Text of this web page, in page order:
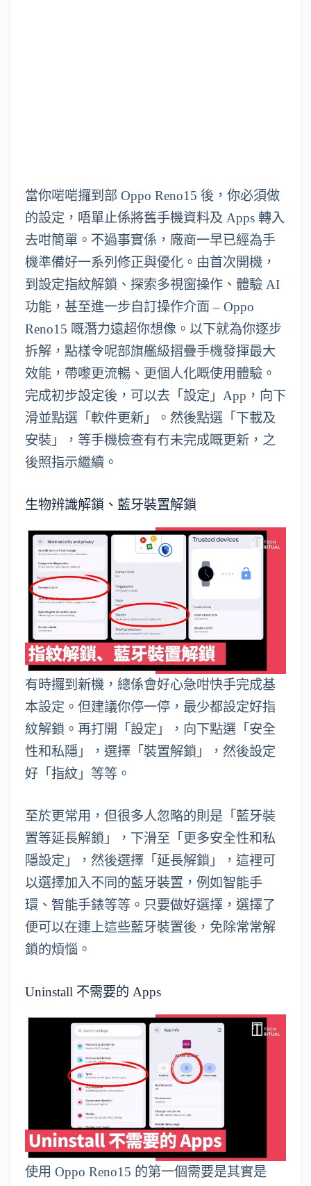
當你啱啱攞到部 Oppo Reno15 後，你必須做
的設定，唔單止係將舊手機資料及 Apps 轉入
去咁簡單。不過事實係，廠商一早已經為手
機準備好一系列修正與優化。由首次開機，
到設定指紋解鎖、探索多視窗操作、體驗 AI
功能，甚至進一步自訂操作介面 – Oppo
Reno15 嘅潛力遠超你想像。以下就為你逐步
拆解，點樣令呢部旗艦級摺疊手機發揮最大
效能，帶嚟更流暢、更個人化嘅使用體驗。
完成初步設定後，可以去「設定」App，向下
滑並點選「軟件更新」。然後點選「下載及
安裝」，等手機檢查有冇未完成嘅更新，之
後照指示繼續。
生物辨識解鎖、藍牙裝置解鎖
有時攞到新機，總係會好心急咁快手完成基
本設定。但建議你停一停，最少都設定好指
紋解鎖。再打開「設定」，向下點選「安全
性和私隱」，選擇「裝置解鎖」，然後設定
好「指紋」等等。
至於更常用，但很多人忽略的則是「藍牙裝
置等延長解鎖」，下滑至「更多安全性和私
隱設定」，然後選擇「延長解鎖」，這裡可
以選擇加入不同的藍牙裝置，例如智能手
環、智能手錶等等。只要做好選擇，選擇了
便可以在連上這些藍牙裝置後，免除常常解
鎖的煩惱。
Uninstall 不需要的 Apps
使用 Oppo Reno15 的第一個需要是其實是